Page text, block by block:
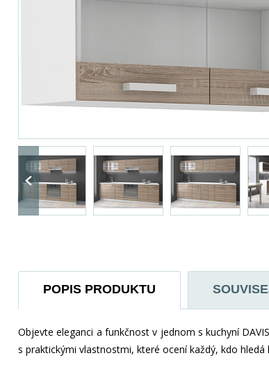
POPIS PRODUKTU
Objevte eleganci a funkčnost v jednom s kuchyní
s praktickými vlastnostmi, které ocení každý, kdo